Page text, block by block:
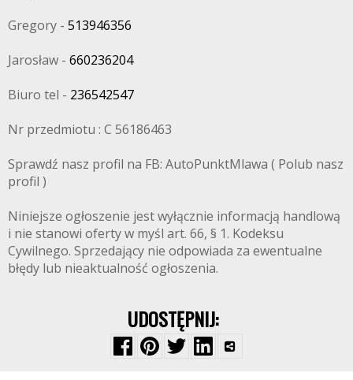
Gregory - 513946356
Jarosław - 660236204
Biuro tel - 236542547
Nr przedmiotu : C 56186463
Sprawdź nasz profil na FB: AutoPunktMlawa ( Polub nasz
profil )
Niniejsze ogłoszenie jest wyłącznie informacją handlową
i nie stanowi oferty w myśl art. 66, § 1. Kodeksu
Cywilnego. Sprzedający nie odpowiada za ewentualne
błędy lub nieaktualność ogłoszenia.
UDOSTĘPNIJ: